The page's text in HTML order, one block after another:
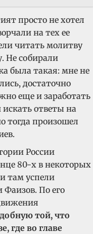
просто не хотел
на тех ее
читать молитву
Не собирали
была такая: мне не
достаточно
еще и заработать
ответы на
тогда произошел
России
80-х в некоторых
там успели
Фаизов. По его
той, что
где во главе